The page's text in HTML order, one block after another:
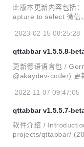
的严重bug 1.0.5 添加
录),修复判断
EditPlus的图标 1.0.3
此版本更新内容包括
apture to select 微信
打开异常） 修复安装
中 网络文件夹关闭预
本支持不同格式编码
8NoBom、
m、
A...
2023-02-15 08:25:28
更新德语语言包 /
@akaydev-coder) 更
到正确的标签位置 修
活和非激活标签颜色
色因为暗色模式被重
模式混乱问题 子目录
middle butto...
2022-11-07 09:47:05
qttabbar v1.5.5.7-
软件介绍 /
projects/qttabbar/